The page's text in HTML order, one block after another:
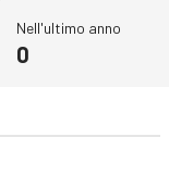
Nell'ultimo anno
0